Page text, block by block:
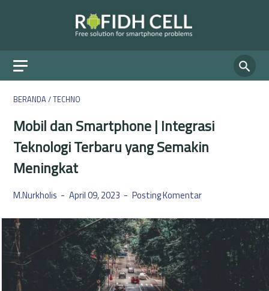
BERANDA/TECHNO
Mobil dan Smartphone | Integrasi
Teknologi Terbaru yang Semakin
Meningkat
M.Nurkholis April 09, 2023 Posting Komentar